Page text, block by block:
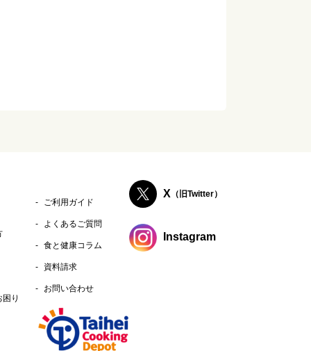
り
ご利用ガイド
よくあるご質問
食と健康コラム
資料請求
お問い合わせ
X （旧Twitter）
Instagram